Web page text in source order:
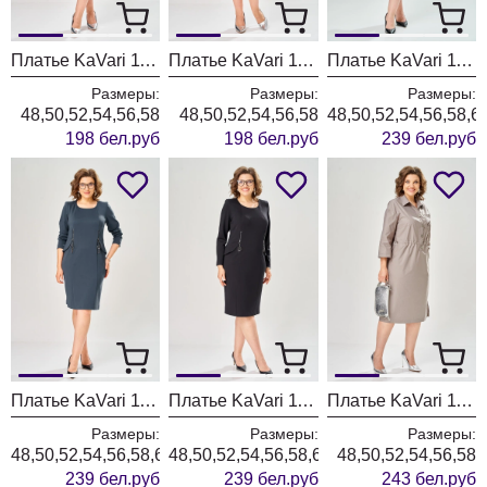
Платье KaVari 1161-1 изумруд
Размеры:
48,50,52,54,56,58
198 бел.руб
Платье KaVari 1161 баклажан
Размеры:
48,50,52,54,56,58
198 бел.руб
Платье KaVari 1160-2 темно зеленый
Размеры:
239 бел.руб
Платье KaVari 1160-1 синий
Размеры:
48,50,52,54,56,58,60
239 бел.руб
Платье KaVari 1160 черный
Размеры:
48,50,52,54,56,58,60
239 бел.руб
Платье KaVari 1159-1 серо-фиолетовый
Размеры:
48,50,52,54,56,58
243 бел.руб